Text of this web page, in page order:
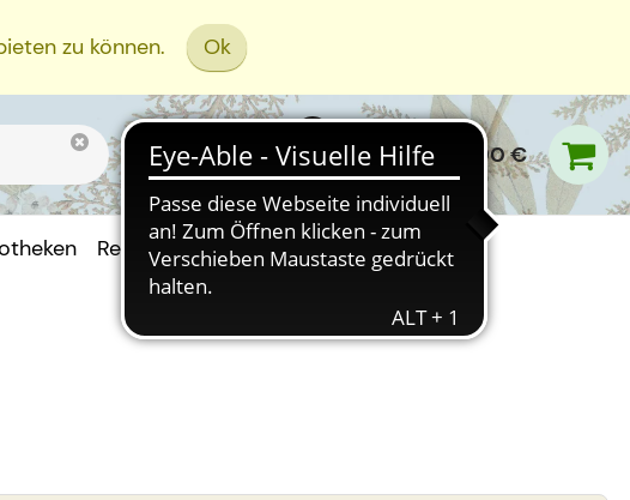
zu können. Ok
0,00 €
Rezept Einreichen